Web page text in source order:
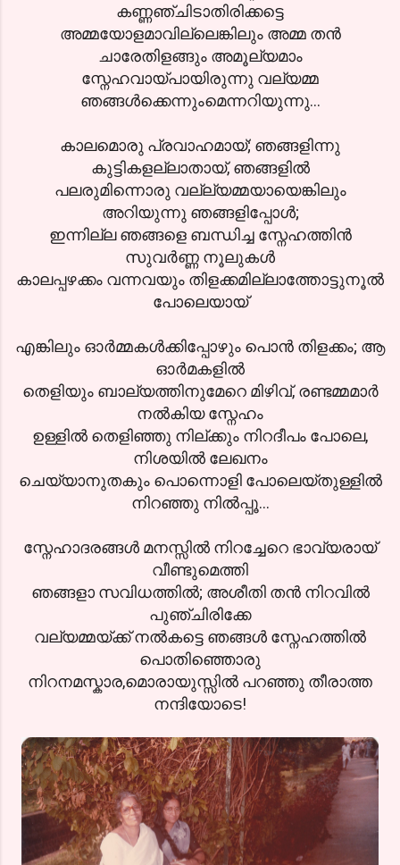
കണ്ണഞ്ചിടാതിരിക്കട്ടെ
അമ്മയോളമാവില്ലെങ്കിലും അമ്മ തന്‍
ചാരേതിളങ്ങും അമൂല്യമാം
സ്നേഹവായ്പായിരുന്നു വല്യമ്മ
ഞങ്ങള്‍ക്കെന്നുംമെന്നറിയുന്നു...
കാലമൊരു പ്രവാഹമായ്; ഞങ്ങളിന്നു
കുട്ടികളല്ലാതായ്, ഞങ്ങളില്‍
പലരുമിന്നൊരു വല്ല്യമ്മയായെങ്കിലും
അറിയുന്നു ഞങ്ങളിപ്പോള്‍;
ഇന്നില്ല ഞങ്ങളെ ബന്ധിച്ച സ്നേഹത്തിന്‍
സുവര്‍ണ്ണ നൂലുകള്‍
കാലപ്പഴക്കം വന്നവയും തിളക്കമില്ലാത്തോട്ടുനൂല്‍
പോലെയായ്
എങ്കിലും ഓര്‍മ്മകള്‍ക്കിപ്പോഴും പൊന്‍ തിളക്കം; ആ
ഓര്‍മകളില്‍
തെളിയും ബാല്യത്തിനുമേറെ മിഴിവ്, രണ്ടമ്മമാര്‍
നല്‍കിയ സ്നേഹം
ഉള്ളില്‍ തെളിഞ്ഞു നില്ക്കും നിറദീപം പോലെ,
നിശയില്‍ ലേഖനം
ചെയ്യാനുതകും പൊന്നൊളി പോലെയ്തുള്ളില്‍
നിറഞ്ഞു നില്‍പ്പൂ...
സ്നേഹാദരങ്ങള്‍ മനസ്സില്‍ നിറച്ചേറെ ഭാവ്യരായ്
വീണ്ടുമെത്തി
ഞങ്ങളാ സവിധത്തില്‍; അശീതി തന്‍ നിറവില്‍
പുഞ്ചിരിക്കേ
വല്യമ്മയ്ക്ക് നല്‍കട്ടെ ഞങ്ങള്‍ സ്നേഹത്തില്‍
പൊതിഞ്ഞൊരു
നിറനമസ്കാര,മൊരായുസ്സില്‍ പറഞ്ഞു തീരാത്ത
നന്ദിയോടെ!